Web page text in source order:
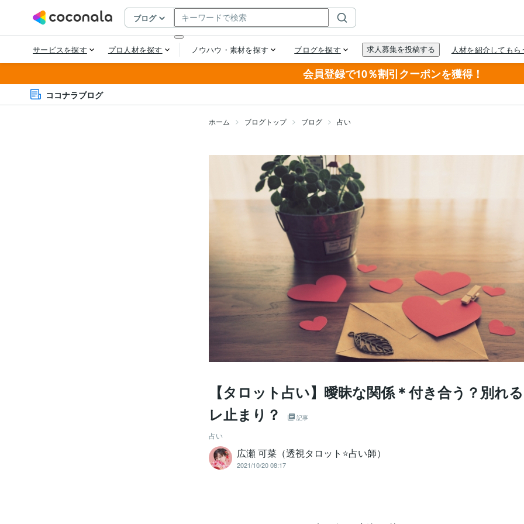
会員登録で10％割引クーポンを獲得！
ココナラブログ
ホーム ブログトップ ブログ 占い
【タロット占い】曖昧な関係＊付き合う？別れ
レ止まり？
記事
占い
広瀬 可菜（透視タロット⭐占い師）
2021/10/20 08:17